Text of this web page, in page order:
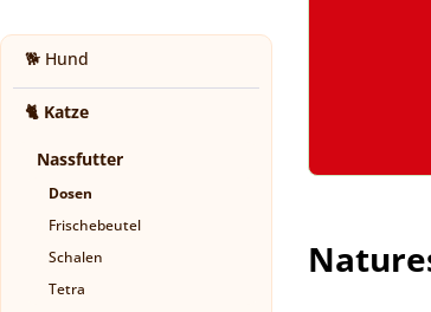
🐕 Hund
🐈 Katze
Nassfutter
Dosen
Frischebeutel
Schalen
Tetra